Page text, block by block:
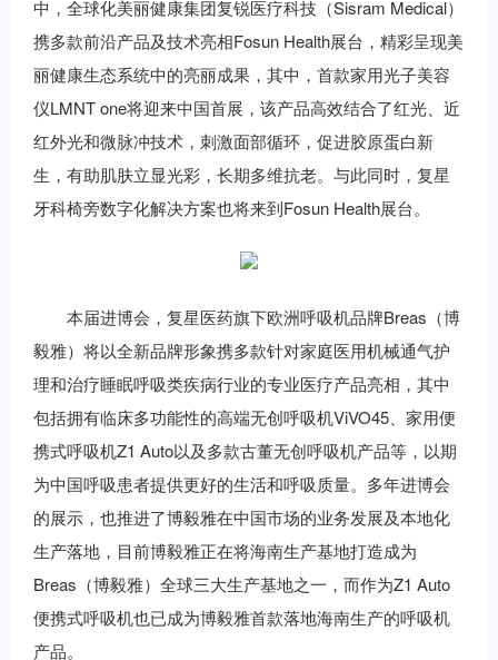
中，全球化美丽健康集团复锐医疗科技（Sisram Medical）
携多款前沿产品及技术亮相Fosun Health展台，精彩呈现美
丽健康生态系统中的亮丽成果，其中，首款家用光子美容
仪LMNT one将迎来中国首展，该产品高效结合了红光、近
红外光和微脉冲技术，刺激面部循环，促进胶原蛋白新
生，有助肌肤立显光彩，长期多维抗老。与此同时，复星
牙科椅旁数字化解决方案也将来到Fosun Health展台。
本届进博会，复星医药旗下欧洲呼吸机品牌Breas（博
毅雅）将以全新品牌形象携多款针对家庭医用机械通气护
理和治疗睡眠呼吸类疾病行业的专业医疗产品亮相，其中
包括拥有临床多功能性的高端无创呼吸机ViVO45、家用便
携式呼吸机Z1 Auto以及多款古董无创呼吸机产品等，以期
为中国呼吸患者提供更好的生活和呼吸质量。多年进博会
的展示，也推进了博毅雅在中国市场的业务发展及本地化
生产落地，目前博毅雅正在将海南生产基地打造成为
Breas（博毅雅）全球三大生产基地之一，而作为Z1 Auto
便携式呼吸机也已成为博毅雅首款落地海南生产的呼吸机
产品。